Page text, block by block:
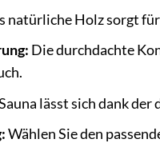
natürliche Holz sorgt
Die durchdachte
lässt sich dank
Wählen Sie den